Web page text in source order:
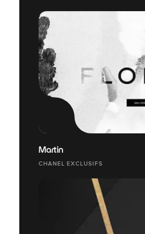
Martin
CHANEL EXCLUSIFS